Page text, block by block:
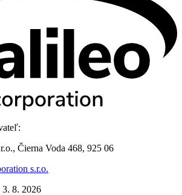
Čierna Voda 468, 925 06
s.r.o.
3. 8. 2026